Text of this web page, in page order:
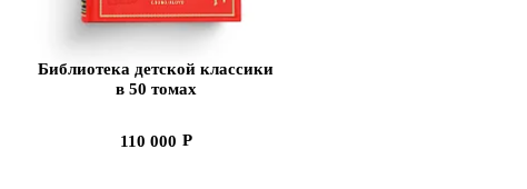
Библиотека детской классики
в 50 томах
110 000